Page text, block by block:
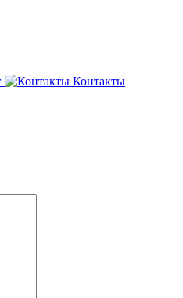
Контакты